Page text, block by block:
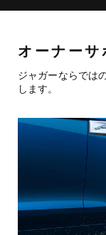
オーナーサ
ジャガーならでは
します。